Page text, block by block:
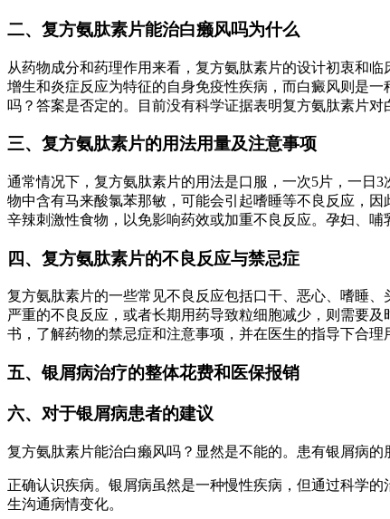
二、复方氨肽素片能治白癞风吗为什么
从药物成分和药理作用来看，复方氨肽素片的设计初衷和
增生和炎症反应为特征的自身免疫性疾病，而白癜风则是
吗？答案是否定的。目前没有科学证据表明复方氨肽素片对
三、复方氨肽素片的用法用量及注意事项
通常情况下，复方氨肽素片的用法是口服，一次5片，一日
物中含有马来酸氯苯那敏，可能会引起嗜睡等不良反应，
辛辣刺激性食物，以免影响药效或加重不良反应。孕妇、
四、复方氨肽素片的不良反应与禁忌症
复方氨肽素片的一些常见不良反应包括口干、恶心、嗜睡
严重的不良反应，或者长期用药导致粒细胞减少，则需要
书，了解药物的禁忌症和注意事项，并在医生的指导下合理
五、银屑病治疗的整体花费和医保报销
六、对于银屑病患者的建议
复方氨肽素片能治白癞风吗？显然是不能的。患有银屑病的
正确认识疾病。银屑病虽然是一种慢性疾病，但通过科学
生沟通病情变化。